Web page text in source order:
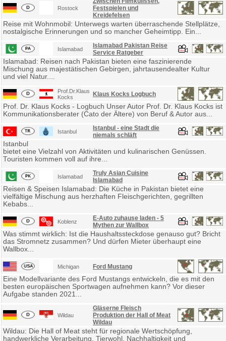
Rostock
Festspielen und
Kreidefelsen
Reise mit Wohnmobil: Unterwegs warten überraschende Stellplätze,
nostalgische Erinnerungen und so mancher Geheimtipp. Ein...
Islamabad
Islamabad Pakistan Reise
Service Ratgeber
Islamabad: Reisen nach Pakistan bieten eine faszinierende
Mischung aus majestätischen Gebirgen, jahrtausendealter Kultur
und viel Natur....
Prof.Dr.Klaus
Kocks
Klaus Kocks Logbuch
Prof. Dr. Klaus Kocks - Logbuch Unser Autor Prof. Dr. Klaus Kocks ist
Kommunikationsberater (Cato der Ältere) von Beruf & Autor aus...
Istanbul
Istanbul - eine Stadt die
niemals schläft
Istanbul
bietet eine Vielzahl von Aktivitäten und kulinarischen Genüssen.
Touristen kommen voll auf ihre...
Islamabad
Truly Asian Cuisine
Islamabad
Reisen & Speisen Islamabad: Die Küche in Pakistan bietet eine
vielfältige Mischung aus herzhaften Fleischgerichten, gegrillten
Kebabs...
Koblenz
E-Auto zuhause laden - 5
Mythen zur Wallbox
Was stimmt wirklich: Ist die Haushaltssteckdose genauso gut? Bricht
das Stromnetz zusammen? Und dürfen Mieter überhaupt eine
Wallbox...
Michigan Ford Mustang
Eine Modellvariante des Ford Mustangs entwickeln, die es mit den
besten europäischen Sportwagen aufnehmen kann? Vor dieser
Aufgabe standen 2021...
Wildau
Gläserne Fleisch
Produktion der Hall of Meat
Wildau
Wildau: Die Hall of Meat steht für regionale Wertschöpfung,
handwerkliche Verarbeitung, Tierwohl, Nachhaltigkeit und